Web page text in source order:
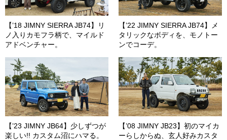
【’18 JIMNY SIERRA JB74】リ
ノ入りカモフラ柄で、マイルド
アドベンチャー。
【’22 JIMNY SIERRA JB74】メ
タリックなボディを、モノトー
ンでコーデ。
【’23 JIMNY JB64】少しずつが
楽しい!! カスタム沼にハマる。
【’08 JIMNY JB23】初のマイカ
ーらしからぬ、玄人好みカスタ